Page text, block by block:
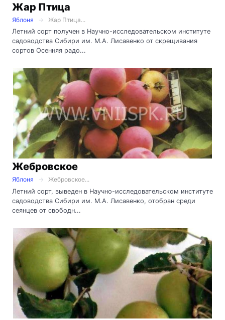
Жар Птица
Яблоня
Жар Птица...
Летний сорт получен в Научно-исследовательском институте
садоводства Сибири им. М.А. Лисавенко от скрещивания
сортов Осенняя радо...
Жебровское
Яблоня
Жебровское...
Летний сорт, выведен в Научно-исследовательском институте
садоводства Сибири им. М.А. Лисавенко, отобран среди
сеянцев от свободн...